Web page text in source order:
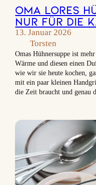
Oma Lores
nur für die
13. Januar 2026
Torsten
Omas Hühnersuppe ist
Wärme und diesen einen
wie wir sie heute kochen,
mit ein paar kleinen
die Zeit braucht und genau